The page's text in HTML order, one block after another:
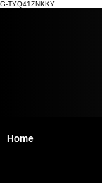
G-TYQ41ZNKKY
Home